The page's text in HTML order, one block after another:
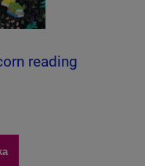
reading